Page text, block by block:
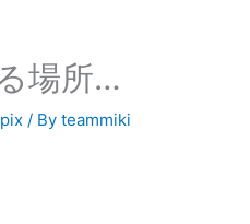
場所…
/ Byteammiki